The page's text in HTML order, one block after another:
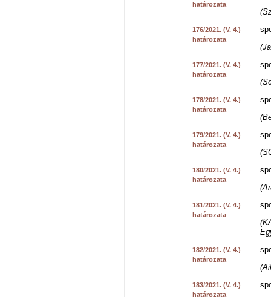
határozata
176/2021. (V. 4.)
határozata
177/2021. (V. 4.)
határozata
178/2021. (V. 4.)
határozata
179/2021. (V. 4.)
határozata
180/2021. (V. 4.)
határozata
181/2021. (V. 4.)
határozata
182/2021. (V. 4.)
határozata
183/2021. (V. 4.)
határozata